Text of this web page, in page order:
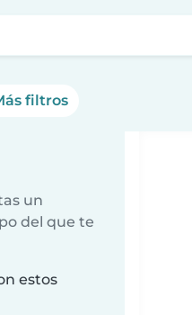
filtros
un
del que te
estos